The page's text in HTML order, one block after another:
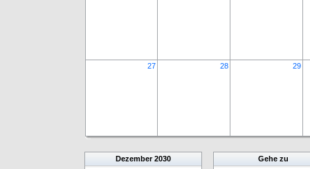
27 28 29
Dezember 2030
Gehe zu